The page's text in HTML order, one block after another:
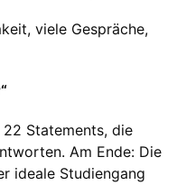
viele Gespräche,
Statements, die
Am Ende: Die
ideale Studiengang